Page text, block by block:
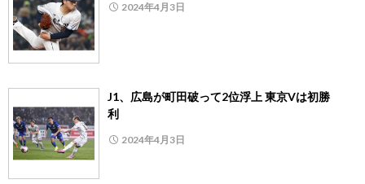
2024年4月3日
J1、広島が町田破って2位浮上 東京Vは初勝
利
2024年4月3日